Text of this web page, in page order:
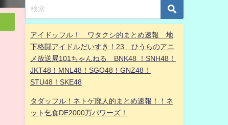
アイドッフル！ ワタクシ的まとめ速報 地
下格闘アイドルだいすき！23 ひうらのアニ
メ放送局101ちゃんねる BNK48 ！SNH48！
JKT48！MNL48！SGO48！GNZ48！
STU48！SKE48
タダッフル！ネトゲ廃人的まとめ速報！！ネ
ット乞食DE2000万パワーズ！